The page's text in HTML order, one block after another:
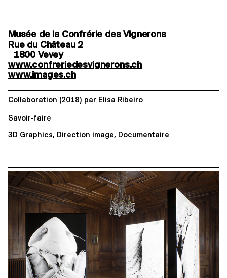
Musée de la Confrérie des Vignerons
Rue du Château 2
1800 Vevey
www.confreriedesvignerons.ch
www.images.ch
Collaboration (2018) par Elisa Ribeiro
Savoir-faire
3D Graphics, Direction image, Documentaire